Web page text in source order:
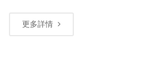
更多詳情